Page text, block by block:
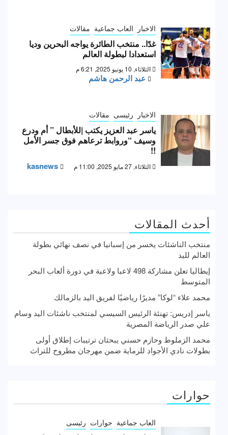
الاخبار العاب جماعية مقالات
غدًا.. منتخب الطائرة يواجه البحرين وديا
استعدادا لبطولة العالم
الثلاثاء, 10 يونيو 2025, 6:21 م
عبد الرحمن هاشم
الاخبار رئيسى مقالات
ياسر عبد العزيز يكتب |للأبطال ” أم ودرع
وسيف “وروابط ترعاهم فوق جسر الأمل
!!
الثلاثاء, 27 مايو 2025, 11:00 م kasnews
أحدث المقالات
منتخب الناشئات يخسر من إسبانيا في نصف نهائي بطولة
العالم لليد
إيطاليا تعلن مشاركة 498 لاعبا ولاعبة في دورة ألعاب البحر
المتوسط
محمد علاء “لوكا” مديرًا رياضيًا لفريق اليد بالزمالك
ياسر إدريس: تهنئة الرئيس السيسي لمنتخب ناشئات اليد وسام
علي صدر الرياضة المصرية
محمد الزملوط وحازم حسني يبحثان ترتيبات إطلاق أولى
بطولات نادي الأجواد للرماية ضمن مهرجان مطروح للتراث
حوارات
العاب جماعية حوارات رئيسى